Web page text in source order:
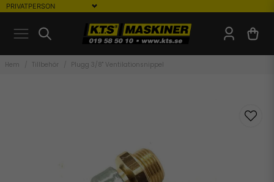
Hem Tillbehör Plugg 3/8" Ventilationsnippel